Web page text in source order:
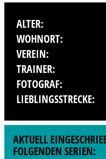
ALTER:
WOHNORT:
VEREIN:
TRAINER:
FOTOGRAF:
LIEBLINGSSTRECKE:
AKTUELL
FOLGENDEN SERIEN: